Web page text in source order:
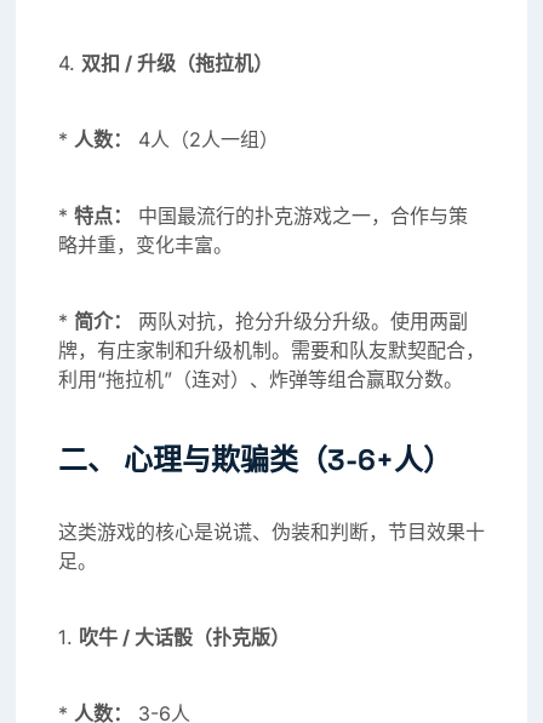
4. 双扣 / 升级（拖拉机）
* 人数： 4人（2人一组）
* 特点：
中国最流行的扑克游戏之一，合作与策
略并重，变化丰富。
* 简介：
两队对抗，抢分升级分升级。使用两副
牌，有庄家制和升级机制。需要和队友默契配合，
利用“拖拉机”（连对）、炸弹等组合赢取分数。
二、 心理与欺骗类（3-6+人）
这类游戏的核心是说谎、伪装和判断，节目效果十
足。
1. 吹牛 / 大话骰（扑克版）
* 人数： 3-6人